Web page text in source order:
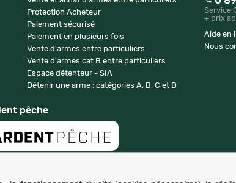
Protection Acheteur
Paiement sécurisé
Paiement en plusieurs fois
Vente d'armes entre particuliers
Vente d'armes cat B entre particuliers
Espace détenteur - SIA
Détenir une arme : catégories A, B, C et D
Service
+ prix
Aide en
Nous
pêche
Copyright © 2007-2026 NaturaBuy. Tous droits